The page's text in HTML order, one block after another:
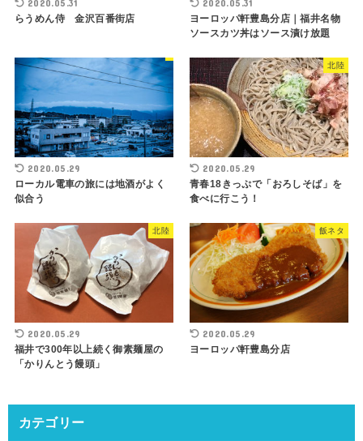
2020.05.31
らうめん侍 金沢百番街店
2020.05.31
ヨーロッパ軒豊島分店｜福井名物
ソースカツ丼はソース漬け放題
2020.05.29
ローカル電車の旅には地酒がよく
似合う
北陸
2020.05.29
青春18きっぷで「おろしそば」を
食べに行こう！
北陸
2020.05.29
福井で300年以上続く御素麺屋の
「かりんとう饅頭」
飯ネタ
2020.05.29
ヨーロッパ軒豊島分店
カテゴリー